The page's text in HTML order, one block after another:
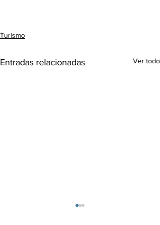
Turismo
Entradas relacionadas Ver todo